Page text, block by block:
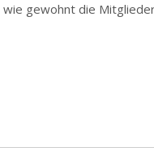
gewohnt die